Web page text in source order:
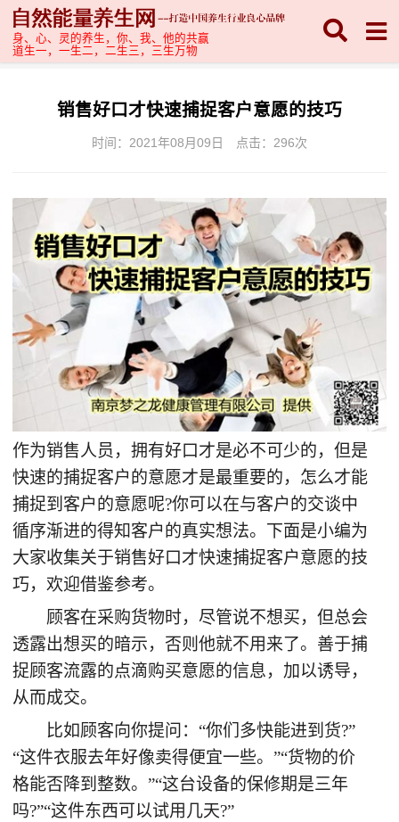
身、心、灵的养生，你、我、他的共赢
道生一，一生二，二生三，三生万物
销售好口才快速捕捉客户意愿的技巧
时间：2021年08月09日 点击： 296次
作为销售人员，拥有好口才是必不可少的，但是
快速的捕捉客户的意愿才是最重要的，怎么才能
捕捉到客户的意愿呢?你可以在与客户的交谈中
循序渐进的得知客户的真实想法。下面是小编为
大家收集关于销售好口才快速捕捉客户意愿的技
巧，欢迎借鉴参考。
顾客在采购货物时，尽管说不想买，但总会
透露出想买的暗示，否则他就不用来了。善于捕
捉顾客流露的点滴购买意愿的信息，加以诱导，
从而成交。
比如顾客向你提问：“你们多快能进到货?”
“这件衣服去年好像卖得便宜一些。”“货物的价
格能否降到整数。”“这台设备的保修期是三年
吗?”“这件东西可以试用几天?”